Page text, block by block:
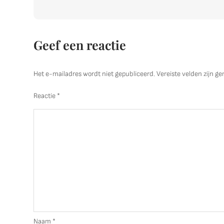
Geef een reactie
Het e-mailadres wordt niet gepubliceerd. Vereiste velden zijn
Reactie *
Naam *